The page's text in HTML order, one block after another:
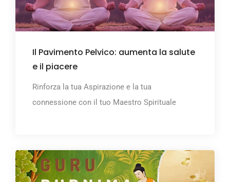
Il Pavimento Pelvico: aumenta la salute
e il piacere
Rinforza la tua Aspirazione e la tua
connessione con il tuo Maestro Spirituale